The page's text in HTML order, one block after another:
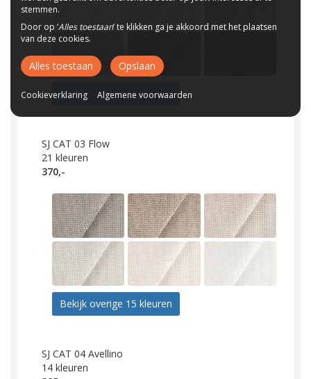
Bekijk overige 15 kleuren
SJ CAT 03 Flow
21 kleuren
370,-
Bekijk overige 15 kleuren
SJ CAT 04 Avellino
14 kleuren
stemmen.
Door op ‘Alles toestaan’ te klikken ga je akkoord met het plaatsen
van deze cookies.
Alles toestaan Opslaan
Cookieverklaring Algemene voorwaarden